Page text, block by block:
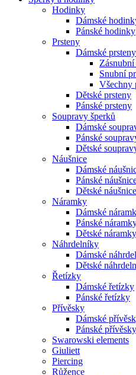
Hodinky
Dámské
Pánské hodinky
Prsteny
Dámské prsteny
Snubní
Všechny
Dětské prsteny
Pánské prsteny
Soupravy šperků
Dámské
Pánské
Dětské
Náušnice
Dámské
Pánské
Dětské náušnice
Náramky
Dámské
Pánské
Dětské náramky
Náhrdelníky
Dámské
Dětské
Řetízky
Dámské řetízky
Pánské řetízky
Přívěsky
Dámské
Pánské přívěsky
Swarowski elements
Giuliett
Piercing
Růžence